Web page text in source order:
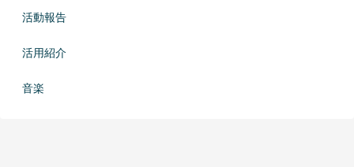
活動報告
活用紹介
音楽